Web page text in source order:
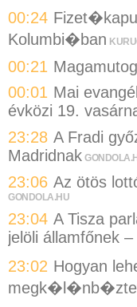
00:24
Kolumbi�ban
00:21
00:01 Mai
évközi 19.
23:28 A Fradi
Madridnak
23:06 Az ötös
GONDOLA.HU
23:04 A Tisza
jelöli államfőnek
23:02 Hogyan